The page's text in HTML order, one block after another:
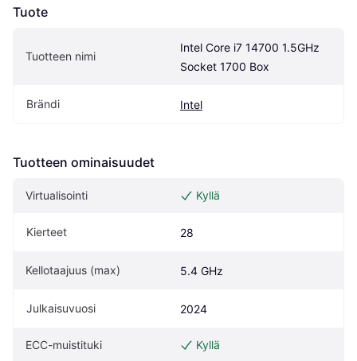
Tuote
Tuotteen nimi
Intel Core i7 14700 1.5GHz
Socket 1700 Box
Brändi Intel
Tuotteen ominaisuudet
Virtualisointi Kyllä
Kierteet 28
Kellotaajuus (max) 5.4 GHz
Julkaisuvuosi 2024
ECC-muistituki Kyllä